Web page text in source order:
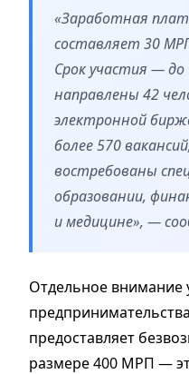
«Заработная
составляет 30
Срок участия —
направлены 42
электронной
более 570
востребованы
образовании,
и медицине», —
Отдельное внимание
предоставляет
размере 400 МРП —